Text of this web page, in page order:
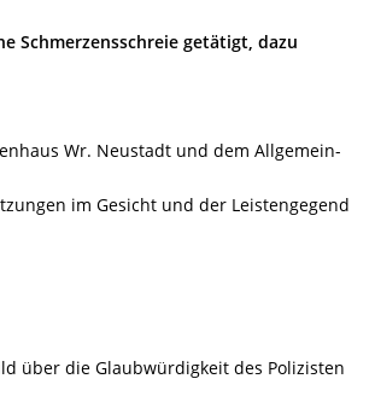
Schmerzensschreie getätigt, dazu
Wr. Neustadt und dem Allgemein-
im Gesicht und der Leistengegend
über die Glaubwürdigkeit des Polizisten